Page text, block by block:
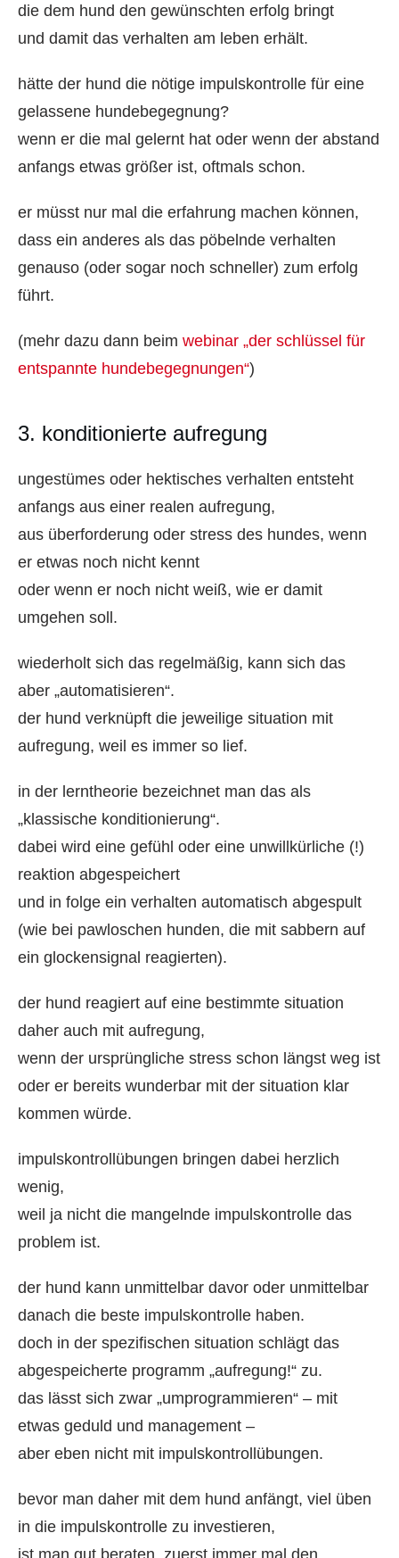
die dem hund den gewünschten erfolg bringt
und damit das verhalten am leben erhält.
hätte der hund die nötige impulskontrolle für eine
gelassene hundebegegnung?
wenn er die mal gelernt hat oder wenn der abstand
anfangs etwas größer ist, oftmals schon.
er müsst nur mal die erfahrung machen können,
dass ein anderes als das pöbelnde verhalten
genauso (oder sogar noch schneller) zum erfolg
führt.
(mehr dazu dann beim webinar „der schlüssel für
entspannte hundebegegnungen“)
3. konditionierte aufregung
ungestümes oder hektisches verhalten entsteht
anfangs aus einer realen aufregung,
aus überforderung oder stress des hundes, wenn
er etwas noch nicht kennt
oder wenn er noch nicht weiß, wie er damit
umgehen soll.
wiederholt sich das regelmäßig, kann sich das
aber „automatisieren“.
der hund verknüpft die jeweilige situation mit
aufregung, weil es immer so lief.
in der lerntheorie bezeichnet man das als
„klassische konditionierung“.
dabei wird eine gefühl oder eine unwillkürliche (!)
reaktion abgespeichert
und in folge ein verhalten automatisch abgespult
(wie bei pawloschen hunden, die mit sabbern auf
ein glockensignal reagierten).
der hund reagiert auf eine bestimmte situation
daher auch mit aufregung,
wenn der ursprüngliche stress schon längst weg ist
oder er bereits wunderbar mit der situation klar
kommen würde.
impulskontrollübungen bringen dabei herzlich
wenig,
weil ja nicht die mangelnde impulskontrolle das
problem ist.
der hund kann unmittelbar davor oder unmittelbar
danach die beste impulskontrolle haben.
doch in der spezifischen situation schlägt das
abgespeicherte programm „aufregung!“ zu.
das lässt sich zwar „umprogrammieren“ – mit
etwas geduld und management –
aber eben nicht mit impulskontrollübungen.
bevor man daher mit dem hund anfängt, viel üben
in die impulskontrolle zu investieren,
ist man gut beraten, zuerst immer mal den